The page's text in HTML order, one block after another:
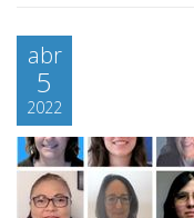
abr
5
2022